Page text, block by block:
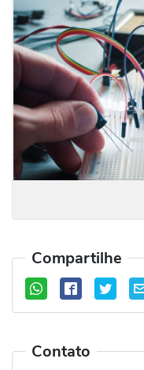
Compartilhe
Contato